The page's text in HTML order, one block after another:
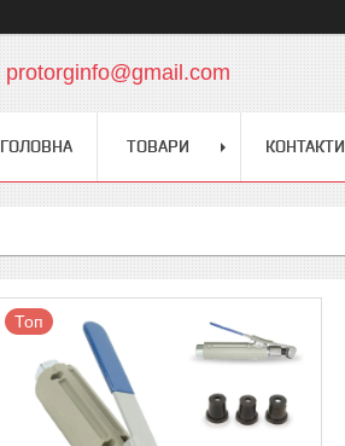
protorginfo@gmail.com
ГОЛОВНА ТОВАРИ КОНТАКТИ
Топ